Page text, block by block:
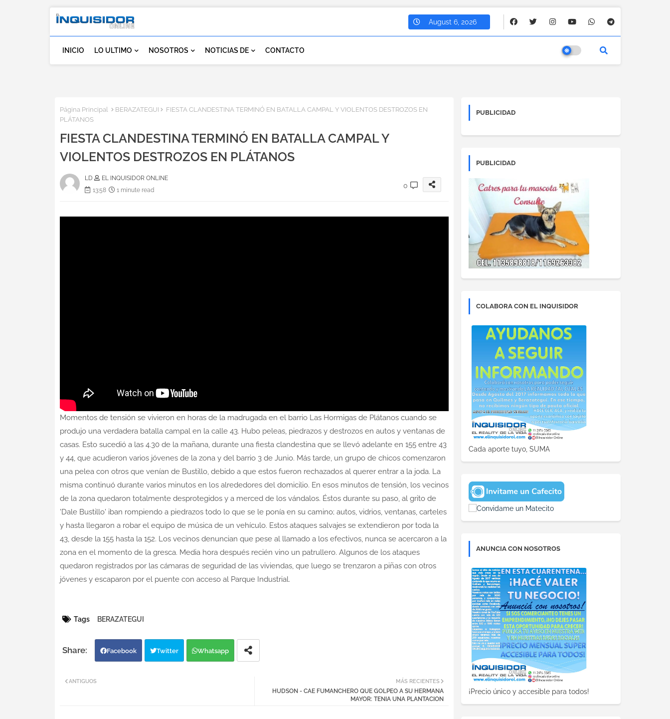
August 6, 2026
INICIO LO ULTIMO NOSOTROS NOTICIAS DE CONTACTO
Página Principal BERAZATEGUI
FIESTA CLANDESTINA TERMINÓ EN BATALLA CAMPAL Y VIOLENTOS DESTROZOS EN
PLÁTANOS
FIESTA CLANDESTINA TERMINÓ EN BATALLA CAMPAL Y
VIOLENTOS DESTROZOS EN PLÁTANOS
LD
EL INQUISIDOR ONLINE
13:58
1 minute read
0
Momentos de tensión se vivieron en horas de la madrugada en el barrio Las Hormigas de Plátanos cuando se
produjo una verdadera batalla campal en la calle 43. Hubo peleas, piedrazos y destrozos en autos y ventanas de
casas. Esto sucedió a las 4.30 de la mañana, durante una fiesta clandestina que se llevó adelante en 155 entre 43
y 44, que acudieron varios jóvenes de la zona y del barrio 3 de Junio. Más tarde, un grupo de chicos comenzaron
una pelea con otros que venían de Bustillo, debido a que estos fueron rechazados al querer entrar a la joda. La
misma continuó durante varios minutos en los alrededores del domicilio. En esos minutos de tensión, los vecinos
de la zona quedaron totalmente desprotegidos y a merced de los vándalos. Éstos durante su paso, al grito de
'Dale Bustillo' iban rompiendo a piedrazos todo lo que se le ponía en su camino; autos, vidrios, ventanas, carteles
y hasta llegaron a robar el equipo de música de un vehículo. Estos ataques salvajes se extendieron por toda la
43, desde la 155 hasta la 152. Los vecinos denuncian que pese al llamado a los efectivos, nunca se acercaron a la
zona en el momento de la gresca. Media hora después recién vino un patrullero. Algunos de los ataques
quedaron registrados por las cámaras de seguridad de las viviendas, que luego se trenzaron a piñas con otros
jóvenes y escaparon por el puente con acceso al Parque Industrial.
Tags BERAZATEGUI
Facebook Twitter Whatsapp
MÁS RECIENTES
HUDSON - CAE FUMANCHERO QUE GOLPEO A SU HERMANA
MAYOR: TENIA UNA PLANTACION
ANTIGUOS
PUBLICIDAD
PUBLICIDAD
COLABORA CON EL INQUISIDOR
Cada aporte tuyo, SUMA
ANUNCIA CON NOSOTROS
¡Precio único y accesible para todos!